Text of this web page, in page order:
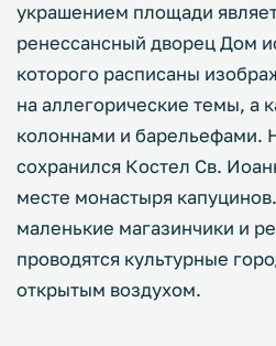
украшением площади
ренессансный дворец Дом
которого расписаны
на аллегорические темы, а
колоннами и барельефами.
сохранился Костел Св.
месте монастыря
маленькие магазинчики и
проводятся культурные
открытым воздухом.